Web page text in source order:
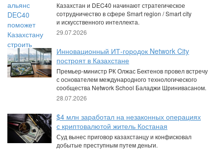
Казахстан и DEC40 начинают стратегическое
сотрудничество в сфере Smart region / Smart city
и искусственного интеллекта.
29.07.2026
Инновационный ИТ-городок Network City
построят в Казахстане
Премьер-министр РК Олжас Бектенов провел встречу
с основателем международного технологического
сообщества Network School Баладжи Шринивасаном.
28.07.2026
$4 млн заработал на незаконных операциях
с криптовалютой житель Костаная
Суд вынес приговор казахстанцу и конфисковал
добытые преступным путем деньги.